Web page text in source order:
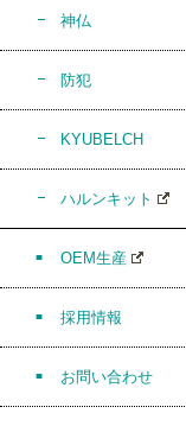
神仏
防犯
KYUBELCH
ハルンキット
OEM生産
採用情報
お問い合わせ